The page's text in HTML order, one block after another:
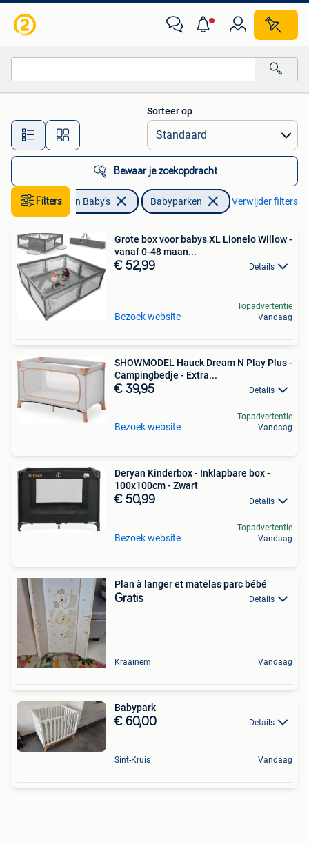
Alle afstanden…
Sorteer op
Bewaar je zoekopdracht
Filters
Kinderen en Baby's Babyparken Verwijder filters
Grote box voor babys XL Lionelo Willow -
vanaf 0-48 maan...
€ 52,99 Details
Bezoek website
Topadvertentie
Vandaag
SHOWMODEL Hauck Dream N Play Plus -
Campingbedje - Extra...
€ 39,95 Details
Bezoek website
Topadvertentie
Vandaag
Deryan Kinderbox - Inklapbare box -
100x100cm - Zwart
€ 50,99 Details
Bezoek website
Topadvertentie
Vandaag
Plan à langer et matelas parc bébé
Gratis Details
Kraainem Vandaag
Babypark
€ 60,00 Details
Sint-Kruis Vandaag